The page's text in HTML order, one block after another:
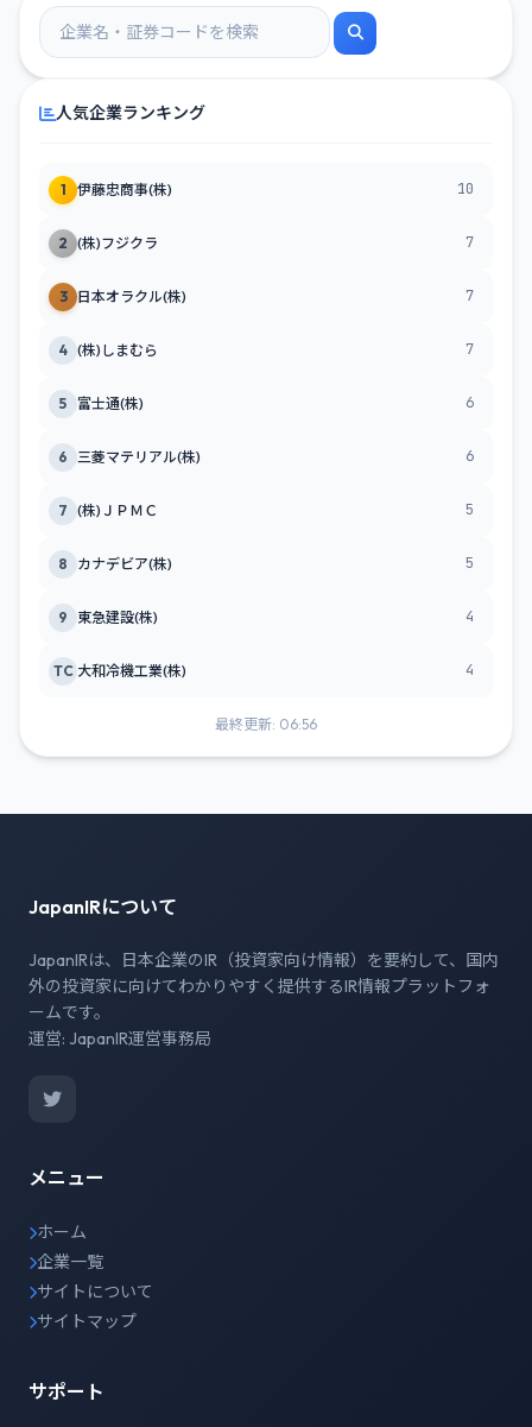
人気企業ランキング
1 伊藤忠商事(株) 10
2 (株)フジクラ 7
3 日本オラクル(株) 7
4 (株)しまむら 7
5 富士通(株) 6
6 三菱マテリアル(株) 6
7 (株)ＪＰＭＣ 5
8 カナデビア(株) 5
9 東急建設(株) 4
TC 大和冷機工業(株) 4
最終更新: 06:56
JapanIRについて
JapanIRは、日本企業のIR（投資家向け情報）を要約して、国内
外の投資家に向けてわかりやすく提供するIR情報プラットフォ
ームです。
運営: JapanIR運営事務局
メニュー
ホーム
企業一覧
サイトについて
サイトマップ
サポート